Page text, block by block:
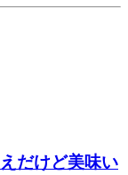
だけど美味い